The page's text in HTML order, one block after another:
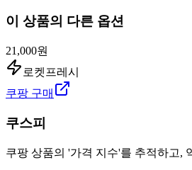
이 상품의 다른 옵션
21,000원
로켓프레시
쿠팡 구매
쿠스피
쿠팡 상품의 '가격 지수'를 추적하고,